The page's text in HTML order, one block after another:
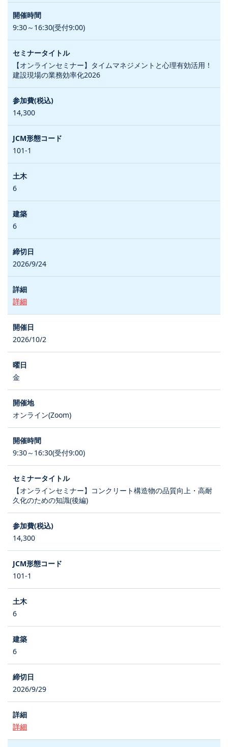
9:30～16:30(受付9:00)
【オンラインセミナー】タイムマネジメントと心理有効活用！
建設現場の業務効率化2026
14,300
101-1
6
6
2026/9/24
詳細
2026/10/2
金
オンライン(Zoom)
9:30～16:30(受付9:00)
【オンラインセミナー】コンクリート構造物の品質向上・高耐
久化のための知識(後編)
14,300
101-1
6
6
2026/9/29
詳細